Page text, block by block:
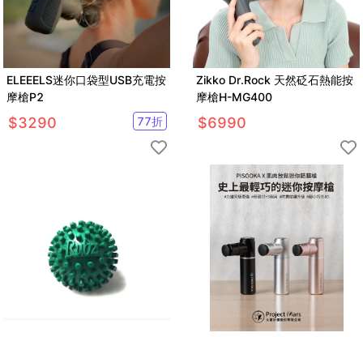
ELEEELS迷你口袋型USB充電按
摩槍P2
$3290 77折
Zikko Dr.Rock 天然砭石熱能按
摩槍H-MG400
$6990